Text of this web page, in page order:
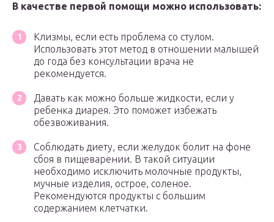
В качестве первой помощи можно использовать:
Клизмы, если есть проблема со стулом.
Использовать этот метод в отношении малышей
до года без консультации врача не
рекомендуется.
Давать как можно больше жидкости, если у
ребенка диарея. Это поможет избежать
обезвоживания.
Соблюдать диету, если желудок болит на фоне
сбоя в пищеварении. В такой ситуации
необходимо исключить молочные продукты,
мучные изделия, острое, соленое.
Рекомендуются продукты с большим
содержанием клетчатки.